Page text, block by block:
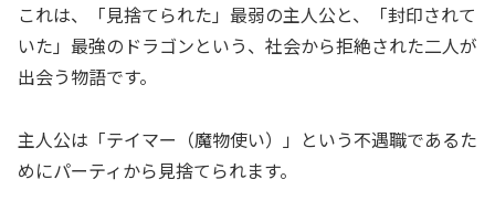
これは、「見捨てられた」最弱の主人公と、「封印されて
いた」最強のドラゴンという、社会から拒絶された二人が
出会う物語です。
主人公は「テイマー（魔物使い）」という不遇職であるた
めにパーティから見捨てられます。